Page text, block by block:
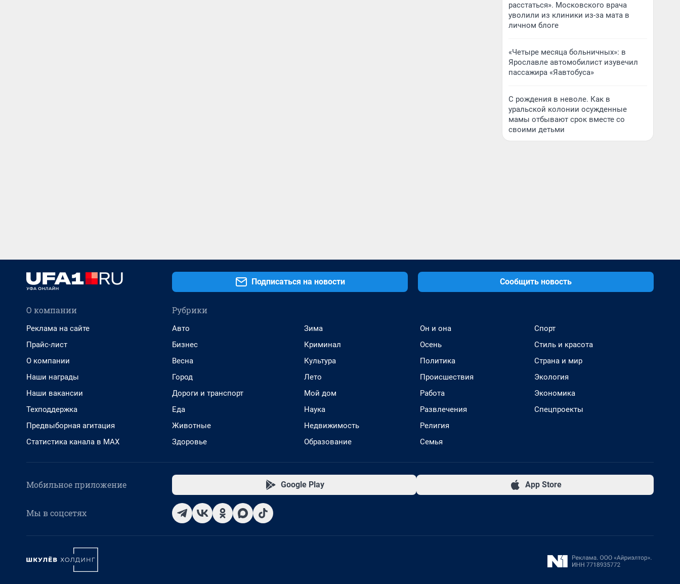
расстаться». Московского врача
уволили из клиники из-за мата в
личном блоге
«Четыре месяца больничных»: в
Ярославле автомобилист изувечил
пассажира «Яавтобуса»
С рождения в неволе. Как в
уральской колонии осужденные
мамы отбывают срок вместе со
своими детьми
Подписаться на новости Сообщить новость
О компании
Реклама на сайте
Прайс-лист
О компании
Наши награды
Наши вакансии
Техподдержка
Предвыборная агитация
Статистика канала в MAX
Рубрики
Авто
Бизнес
Весна
Город
Дороги и транспорт
Еда
Животные
Здоровье
Зима
Криминал
Культура
Лето
Мой дом
Наука
Недвижимость
Образование
Он и она
Осень
Политика
Происшествия
Работа
Развлечения
Религия
Семья
Спорт
Стиль и красота
Страна и мир
Экология
Экономика
Спецпроекты
Мобильное приложение Google Play App Store
Мы в соцсетях